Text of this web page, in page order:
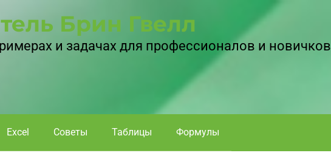
Брин Гвелл
и задачах для профессионалов и новичков
Excel Советы Таблицы Формулы